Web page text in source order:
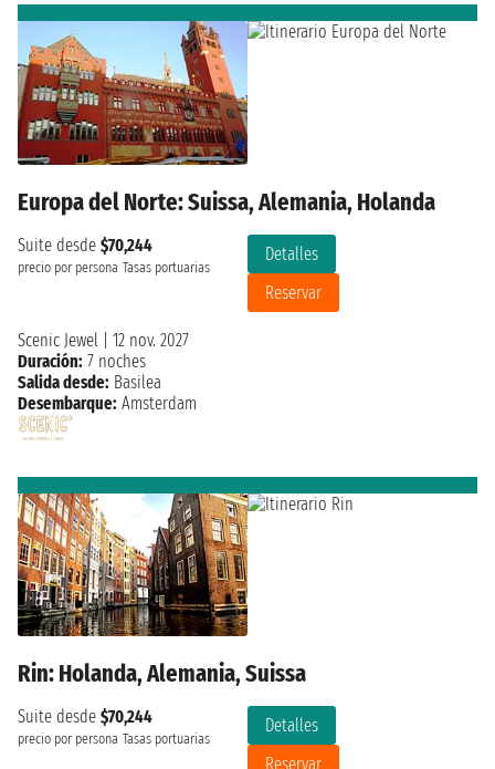
Europa del Norte: Suissa, Alemania, Holanda
Suite desde $70,244
precio por persona Tasas portuarias
Detalles
Reservar
Scenic Jewel
12 nov. 2027
Duración: 7 noches
Salida desde: Basilea
Desembarque: Amsterdam
Rin: Holanda, Alemania, Suissa
Suite desde $70,244
precio por persona Tasas portuarias
Detalles
Reservar